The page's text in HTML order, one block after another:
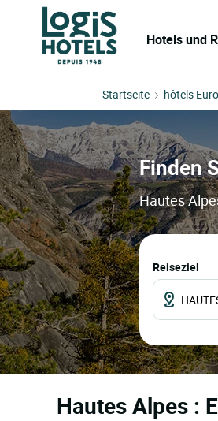
Hotels und
Startseite hôtels
Finden
Hautes
Reiseziel
Hautes Alpes :